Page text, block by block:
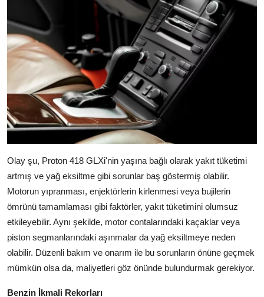
Olay şu, Proton 418 GLXi'nin yaşına bağlı olarak yakıt tüketimi
artmış ve yağ eksiltme gibi sorunlar baş göstermiş olabilir.
Motorun yıpranması, enjektörlerin kirlenmesi veya bujilerin
ömrünü tamamlaması gibi faktörler, yakıt tüketimini olumsuz
etkileyebilir. Aynı şekilde, motor contalarındaki kaçaklar veya
piston segmanlarındaki aşınmalar da yağ eksiltmeye neden
olabilir. Düzenli bakım ve onarım ile bu sorunların önüne geçmek
mümkün olsa da, maliyetleri göz önünde bulundurmak gerekiyor.
Benzin İkmali Rekorları